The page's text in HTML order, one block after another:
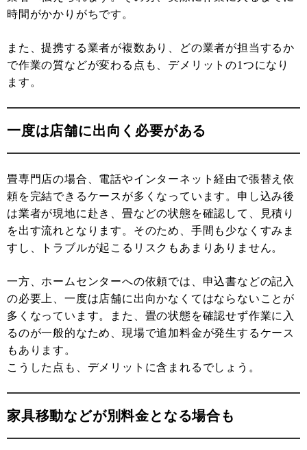
時間がかかりがちです。
また、提携する業者が複数あり、どの業者が担当するか
で作業の質などが変わる点も、デメリットの1つになり
ます。
一度は店舗に出向く必要がある
畳専門店の場合、電話やインターネット経由で張替え依
頼を完結できるケースが多くなっています。申し込み後
は業者が現地に赴き、畳などの状態を確認して、見積り
を出す流れとなります。そのため、手間も少なくすみま
すし、トラブルが起こるリスクもあまりありません。
一方、ホームセンターへの依頼では、申込書などの記入
の必要上、一度は店舗に出向かなくてはならないことが
多くなっています。また、畳の状態を確認せず作業に入
るのが一般的なため、現場で追加料金が発生するケース
もあります。
こうした点も、デメリットに含まれるでしょう。
家具移動などが別料金となる場合も